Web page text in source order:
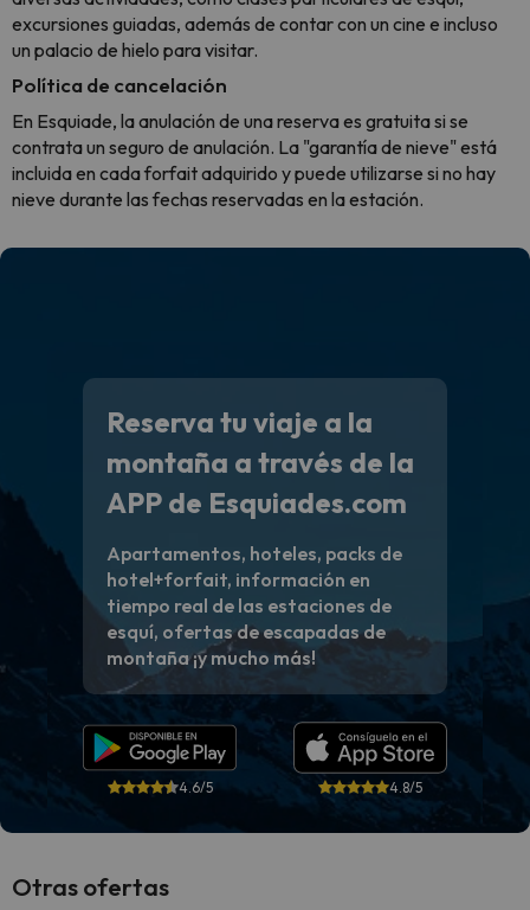
excursiones guiadas, además de contar con un cine e incluso
un palacio de hielo para visitar.
Política de cancelación
En Esquiade, la anulación de una reserva es gratuita si se
contrata un seguro de anulación. La "garantía de nieve" está
incluida en cada forfait adquirido y puede utilizarse si no hay
nieve durante las fechas reservadas en la estación.
Reserva tu viaje a la
montaña a través de la
APP de Esquiades.com
Apartamentos, hoteles, packs de
hotel+forfait, información en
tiempo real de las estaciones de
esquí, ofertas de escapadas de
montaña ¡y mucho más!
4.6/5 4.8/5
Otras ofertas